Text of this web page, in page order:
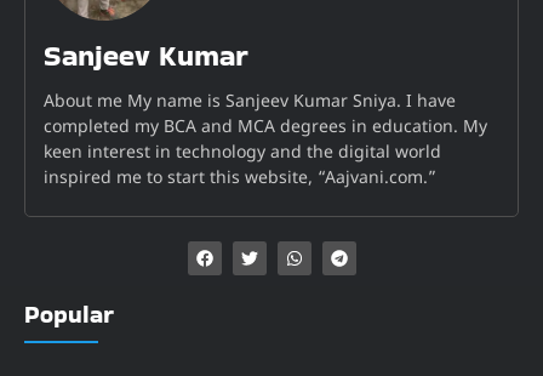
Sanjeev Kumar
About me My name is Sanjeev Kumar Sniya. I have
completed my BCA and MCA degrees in education. My
keen interest in technology and the digital world
inspired me to start this website, “Aajvani.com.”
Popular